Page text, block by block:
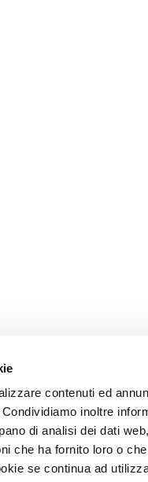
contenuti ed
inoltre
di analisi dei dati
che ha fornito loro o
se continua ad